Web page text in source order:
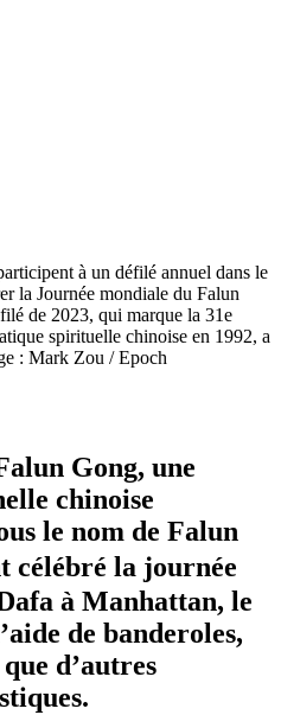
à un défilé annuel dans le
la Journée mondiale du Falun
de 2023, qui marque la 31e
spirituelle chinoise en 1992, a
: Mark Zou / Epoch
Gong, une
chinoise
le nom de Falun
célébré la journée
à Manhattan, le
de banderoles,
d’autres